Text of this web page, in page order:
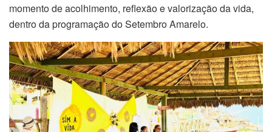
momento de acolhimento, reflexão e valorização da vida,
dentro da programação do Setembro Amarelo.